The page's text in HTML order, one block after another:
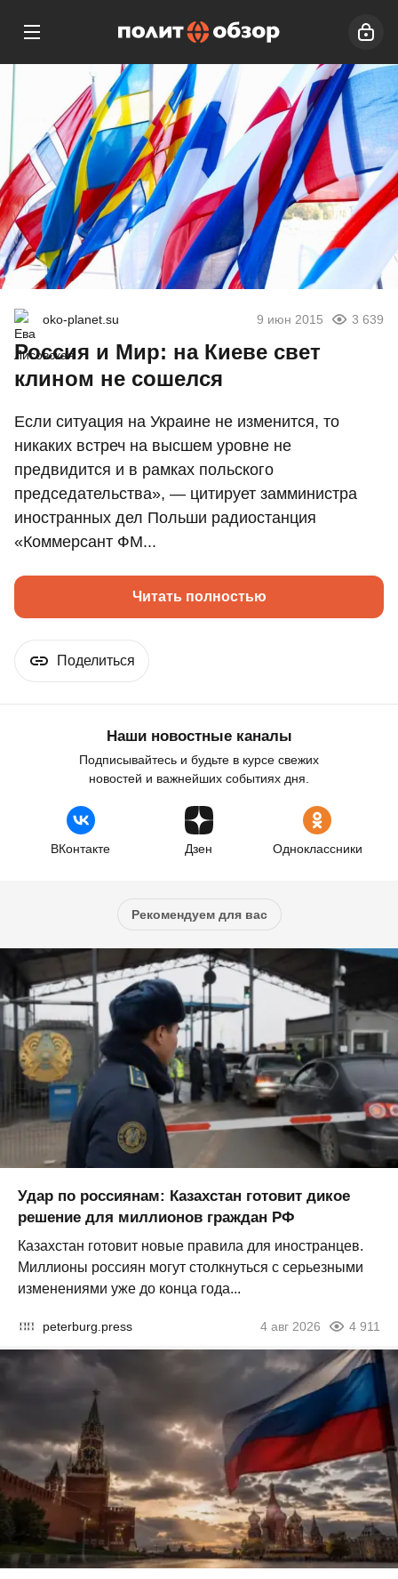
oko-planet.su 9 июн 2015 3 639
Россия и Мир: на Киеве свет
клином не сошелся
Если ситуация на Украине не изменится, то
никаких встреч на высшем уровне не
предвидится и в рамках польского
председательства», — цитирует замминистра
иностранных дел Польши радиостанция
«Коммерсант ФМ...
Читать полностью
Поделиться
Наши новостные каналы
Подписывайтесь и будьте в курсе свежих
новостей и важнейших событиях дня.
ВКонтакте Дзен Одноклассники
Рекомендуем для вас
Удар по россиянам: Казахстан готовит дикое
решение для миллионов граждан РФ
Казахстан готовит новые правила для иностранцев.
Миллионы россиян могут столкнуться с серьезными
изменениями уже до конца года...
peterburg.press 4 авг 2026 4 911